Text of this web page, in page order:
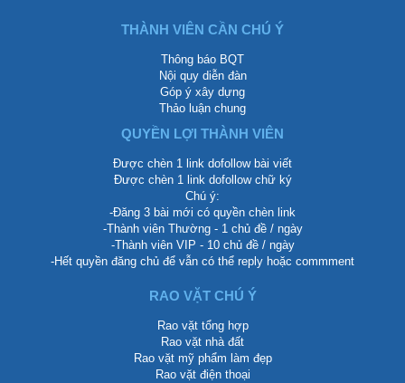
THÀNH VIÊN CẦN CHÚ Ý
Thông báo BQT
Nội quy diễn đàn
Góp ý xây dựng
Thảo luận chung
QUYỀN LỢI THÀNH VIÊN
Được chèn 1 link dofollow bài viết
Được chèn 1 link dofollow chữ ký
Chú ý:
-Đăng 3 bài mới có quyền chèn link
-Thành viên Thường - 1 chủ đề / ngày
-Thành viên VIP - 10 chủ đề / ngày
-Hết quyền đăng chủ để vẫn có thể reply hoặc commment
RAO VẶT CHÚ Ý
Rao vặt tổng hợp
Rao vặt nhà đất
Rao vặt mỹ phẩm làm đẹp
Rao vặt điện thoại